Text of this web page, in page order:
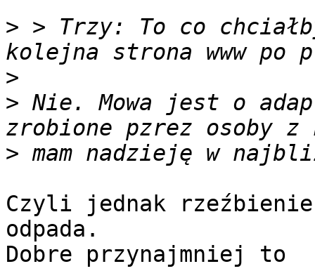
> > Trzy: To co
>
> Nie. Mowa jest o
>
Czyli jednak
odpada.
Dobre przynajmniej to